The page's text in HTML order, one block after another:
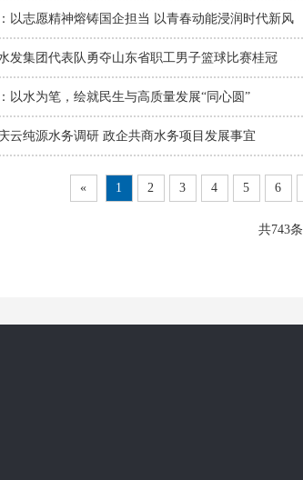
以志愿精神熔铸国企担当 以青春动能浸润时代新风
发集团代表队勇夺山东省职工男子篮球比赛桂冠
以水为笔，绘就民生与高质量发展“同心圆”
云纯源水务调研 政企共商水务项目发展事宜
« 1 2 3 4 5 6
共743条